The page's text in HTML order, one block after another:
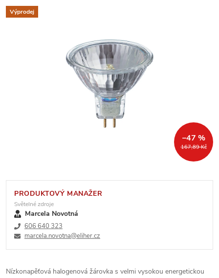
Výprodej
167,89 Kč
–47 %
PRODUKTOVÝ MANAŽER
Světelné zdroje
Marcela Novotná
606 640 323
marcela.novotna@eliher.cz
Nízkonapěťová halogenová žárovka s velmi vysokou energetickou